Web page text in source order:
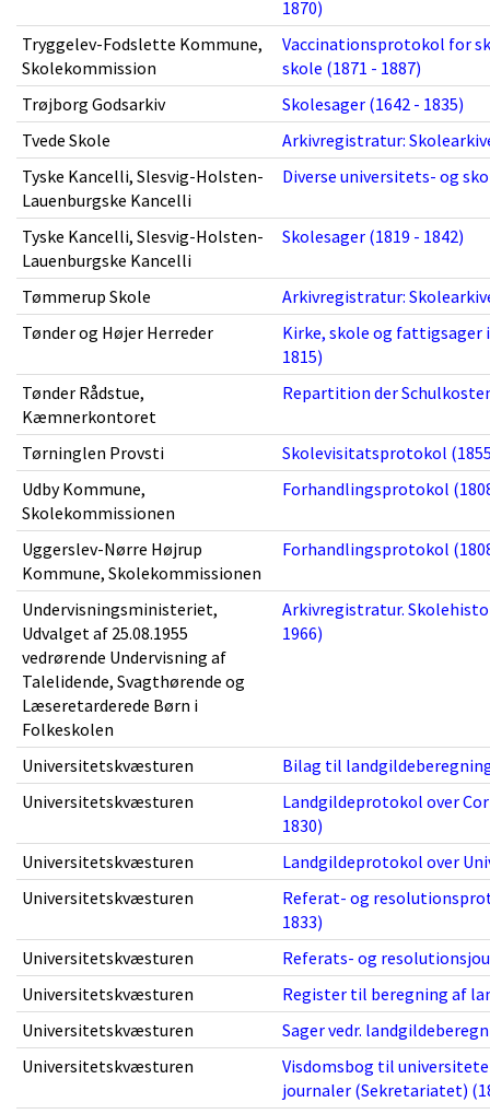
1870)
Tryggelev-Fodslette Kommune,
Skolekommission
Vaccinationsprotokol for
skole (1871 - 1887)
Trøjborg Godsarkiv
Skolesager (1642 - 1835)
Tvede Skole
Arkivregistratur:
Tyske Kancelli, Slesvig-Holsten-
Lauenburgske Kancelli
Diverse universitets- og
Tyske Kancelli, Slesvig-Holsten-
Lauenburgske Kancelli
Skolesager (1819 - 1842)
Tømmerup Skole
Arkivregistratur:
Tønder og Højer Herreder
Kirke, skole og fattigsager
1815)
Tønder Rådstue,
Kæmnerkontoret
Repartition der
Tørninglen Provsti
Skolevisitatsprotokol
Udby Kommune,
Skolekommissionen
Forhandlingsprotokol
Uggerslev-Nørre Højrup
Kommune, Skolekommissionen
Forhandlingsprotokol
Undervisningsministeriet,
Udvalget af 25.08.1955
vedrørende Undervisning af
Talelidende, Svagthørende og
Læseretarderede Børn i
Folkeskolen
Arkivregistratur.
1966)
Universitetskvæsturen
Bilag til
Universitetskvæsturen
Landgildeprotokol over
1830)
Universitetskvæsturen
Landgildeprotokol over
Universitetskvæsturen
Referat- og
1833)
Universitetskvæsturen
Referats- og
Universitetskvæsturen
Register til beregning af
Universitetskvæsturen
Sager vedr.
Universitetskvæsturen
Visdomsbog til
journaler (Sekretariatet)